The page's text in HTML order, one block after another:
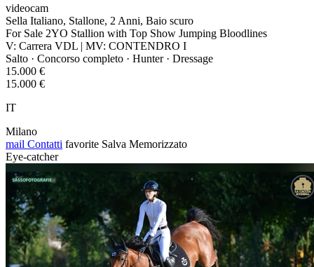
videocam
Sella Italiano, Stallone, 2 Anni, Baio scuro
For Sale 2YO Stallion with Top Show Jumping Bloodlines
V: Carrera VDL | MV: CONTENDRO I
Salto · Concorso completo · Hunter · Dressage
15.000 €
15.000 €
IT
Milano
mail Contatti favorite Salva Memorizzato
Eye-catcher